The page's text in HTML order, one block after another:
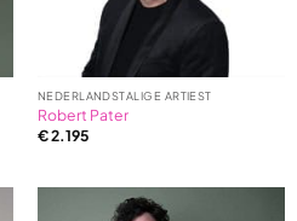
NEDERLANDSTALIGE ARTIEST
Robert Pater
€2.195